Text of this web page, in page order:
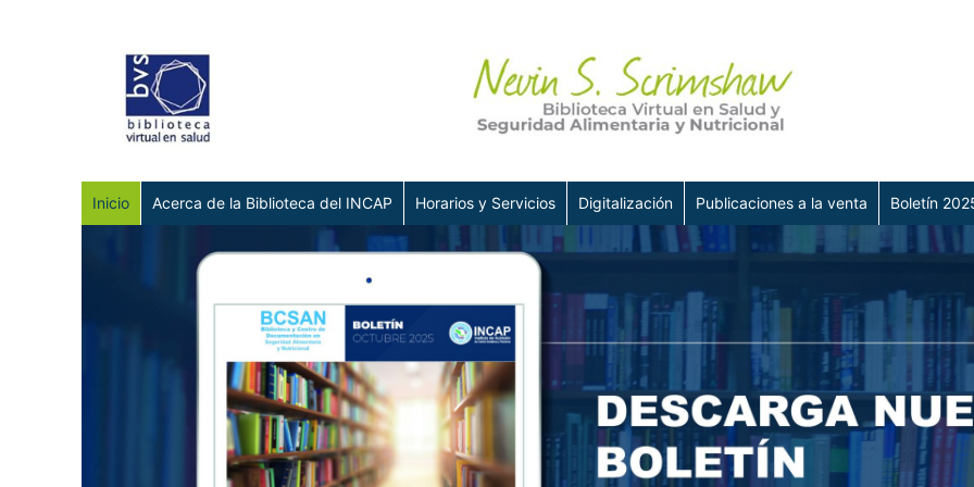
Inicio Acerca de la Biblioteca del INCAP Horarios y Servicios Publicaciones a la venta
Digitalización Boletín